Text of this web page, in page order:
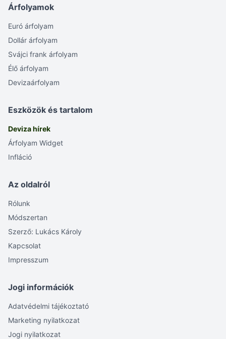
Árfolyamok
Euró árfolyam
Dollár árfolyam
Svájci frank árfolyam
Élő árfolyam
Devizaárfolyam
Eszközök és tartalom
Deviza hírek
Árfolyam Widget
Infláció
Az oldalról
Rólunk
Módszertan
Szerző: Lukács Károly
Kapcsolat
Impresszum
Jogi információk
Adatvédelmi tájékoztató
Marketing nyilatkozat
Jogi nyilatkozat